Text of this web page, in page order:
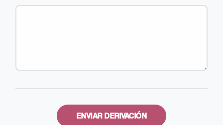
ENVIAR DERIVACIÓN